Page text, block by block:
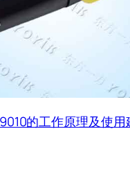
的工作原理及使用